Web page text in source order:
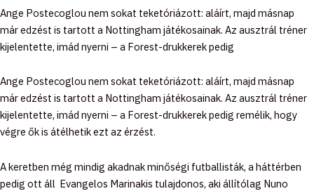
Ange Postecoglou nem sokat teketóriázott: aláírt, majd másnap
már edzést is tartott a Nottingham játékosainak. Az ausztrál tréner
kijelentette, imád nyerni – a Forest-drukkerek pedig
Ange Postecoglou nem sokat teketóriázott: aláírt, majd másnap
már edzést is tartott a Nottingham játékosainak. Az ausztrál tréner
kijelentette, imád nyerni – a Forest-drukkerek pedig remélik, hogy
végre ők is átélhetik ezt az érzést.
A keretben még mindig akadnak minőségi futballisták, a háttérben
pedig ott áll Evangelos Marinakis tulajdonos, aki állítólag Nuno